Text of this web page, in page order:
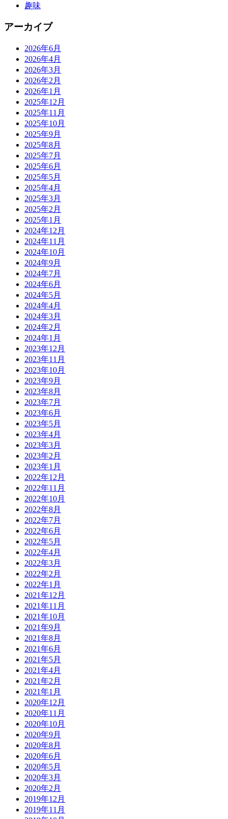
趣味
アーカイブ
2026年6月
2026年4月
2026年3月
2026年2月
2026年1月
2025年12月
2025年11月
2025年10月
2025年9月
2025年8月
2025年7月
2025年6月
2025年5月
2025年4月
2025年3月
2025年2月
2025年1月
2024年12月
2024年11月
2024年10月
2024年9月
2024年7月
2024年6月
2024年5月
2024年4月
2024年3月
2024年2月
2024年1月
2023年12月
2023年11月
2023年10月
2023年9月
2023年8月
2023年7月
2023年6月
2023年5月
2023年4月
2023年3月
2023年2月
2023年1月
2022年12月
2022年11月
2022年10月
2022年8月
2022年7月
2022年6月
2022年5月
2022年4月
2022年3月
2022年2月
2022年1月
2021年12月
2021年11月
2021年10月
2021年9月
2021年8月
2021年6月
2021年5月
2021年4月
2021年2月
2021年1月
2020年12月
2020年11月
2020年10月
2020年9月
2020年8月
2020年6月
2020年5月
2020年3月
2020年2月
2019年12月
2019年11月